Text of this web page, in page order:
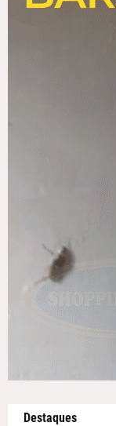
Destaques